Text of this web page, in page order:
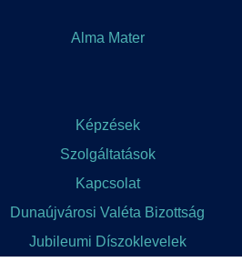
Alma Mater
Képzések
Szolgáltatások
Kapcsolat
Dunaújvárosi Valéta Bizottság
Jubileumi Díszoklevelek